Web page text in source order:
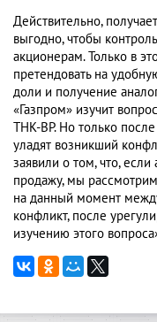
Действительно,
выгодно, чтобы
акционерам. Только в
претендовать на
доли и получение
«Газпром» изучит
ТНК-ВР. Но только
уладят возникший
заявили о том, что,
продажу, мы
на данный момент
конфликт, после
изучению этого